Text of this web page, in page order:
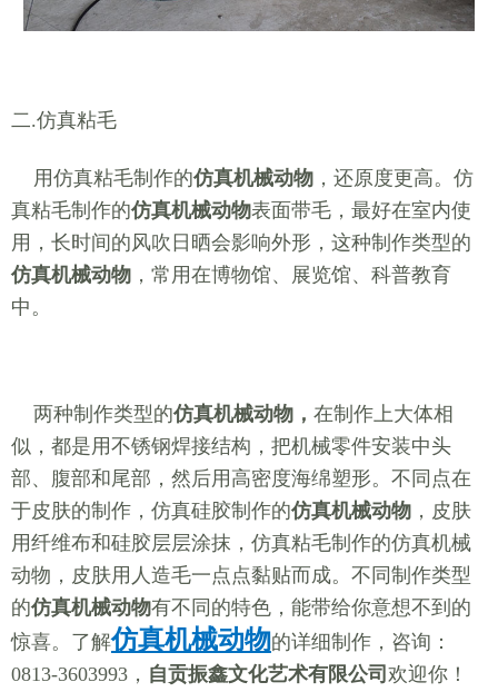
二.仿真粘毛
用仿真粘毛制作的仿真机械动物，还原度更高。仿
真粘毛制作的仿真机械动物表面带毛，最好在室内使
用，长时间的风吹日晒会影响外形，这种制作类型的
仿真机械动物，常用在博物馆、展览馆、科普教育
中。
两种制作类型的仿真机械动物， 在制作上大体相
似，都是用不锈钢焊接结构，把机械零件安装中头
部、腹部和尾部，然后用高密度海绵塑形。不同点在
于皮肤的制作，仿真硅胶制作的仿真机械动物，皮肤
用纤维布和硅胶层层涂抹，仿真粘毛制作的仿真机械
动物，皮肤用人造毛一点点黏贴而成。不同制作类型
的仿真机械动物有不同的特色，能带给你意想不到的
惊喜。了解仿真机械动物的详细制作，咨询：
0813-3603993， 自贡振鑫文化艺术有限公司 欢迎你！